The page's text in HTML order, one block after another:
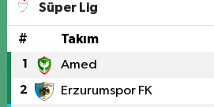
Süper Lig
# Takım
1 Amed
2 Erzurumspor FK